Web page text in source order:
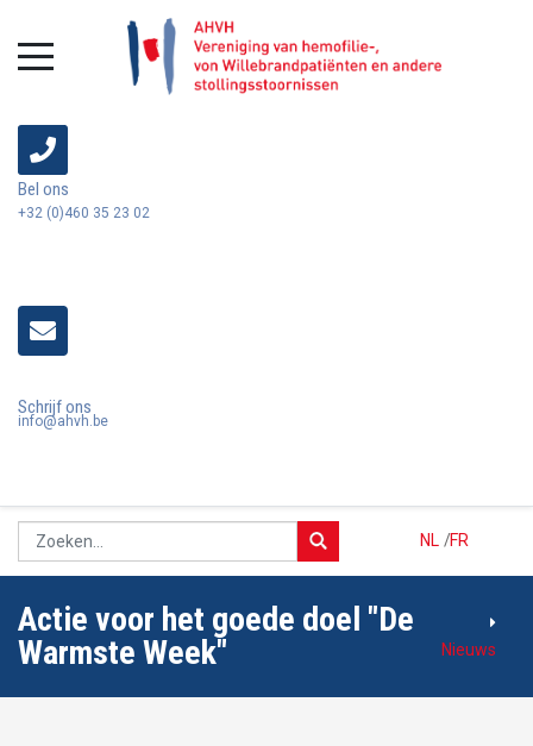
Bel ons
+32 (0)460 35 23 02
Schrijf ons
info@ahvh.be
NL FR
/
Actie voor het goede doel "De
Warmste Week"
Nieuws